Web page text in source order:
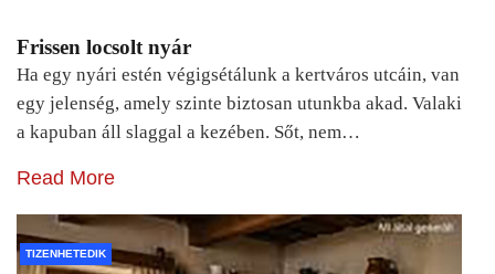
Frissen locsolt nyár
Ha egy nyári estén végigsétálunk a kertváros utcáin, van
egy jelenség, amely szinte biztosan utunkba akad. Valaki
a kapuban áll slaggal a kezében. Sőt, nem…
Read More
TIZENHETEDIK